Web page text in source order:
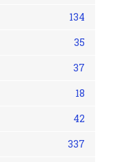
134
35
37
18
42
337